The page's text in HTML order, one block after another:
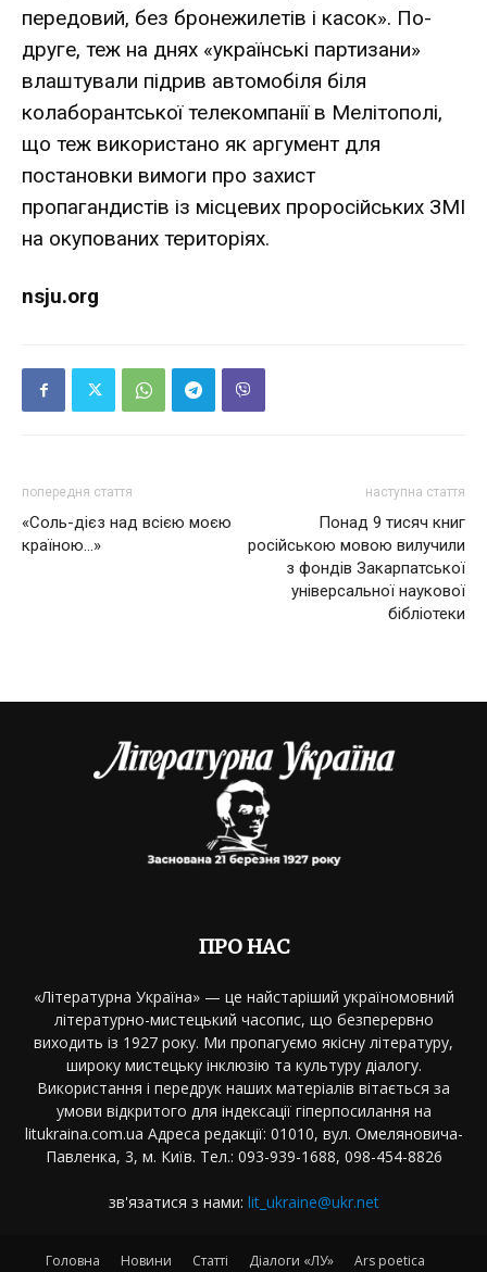
передовий, без бронежилетів і касок». По-
друге, теж на днях «українські партизани»
влаштували підрив автомобіля біля
колаборантської телекомпанії в Мелітополі,
що теж використано як аргумент для
постановки вимоги про захист
пропагандистів із місцевих проросійських ЗМІ
на окупованих територіях.
nsju.org
попередня стаття
«Соль-дієз над всією моєю
країною…»
наступна стаття
Понад 9 тисяч книг
російською мовою вилучили
з фондів Закарпатської
універсальної наукової
бібліотеки
ПРО НАС
«Літературна Україна» — це найстаріший україномовний
літературно-мистецький часопис, що безперервно
виходить із 1927 року. Ми пропагуємо якісну літературу,
широку мистецьку інклюзію та культуру діалогу.
Використання і передрук наших матеріалів вітається за
умови відкритого для індексації гіперпосилання на
litukraina.com.ua Адреса редакції: 01010, вул. Омеляновича-
Павленка, 3, м. Київ. Тел.: 093-939-1688, 098-454-8826
зв'язатися з нами: lit_ukraine@ukr.net
Головна Новини Статті Діалоги «ЛУ» Ars poetica